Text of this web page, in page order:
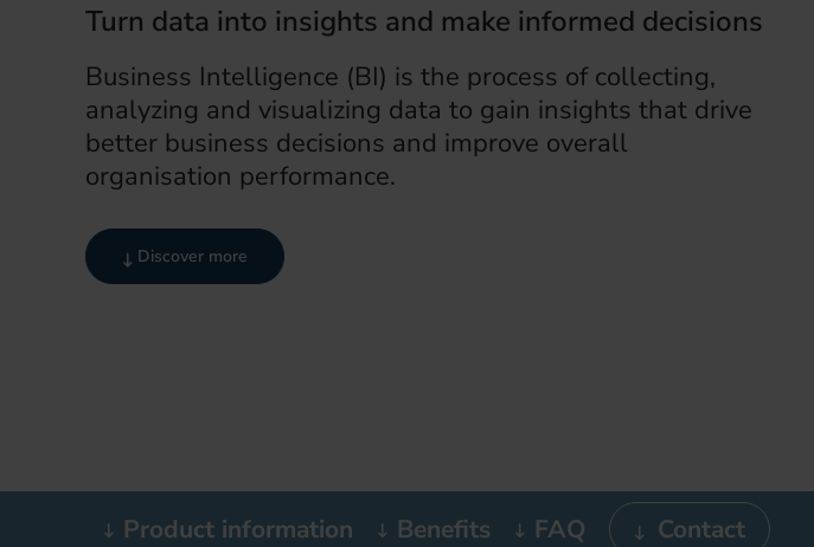
Turn data into insights and make informed decisions
Business Intelligence (BI) is the process of collecting,
analyzing and visualizing data to gain insights that drive
better business decisions and improve overall
organisation performance.
Discover more
Product information Benefits FAQ Contact